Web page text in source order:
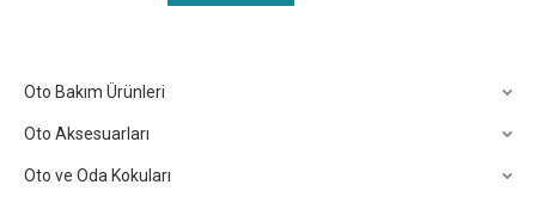
Oto Bakım Ürünleri
Oto Aksesuarları
Oto ve Oda Kokuları